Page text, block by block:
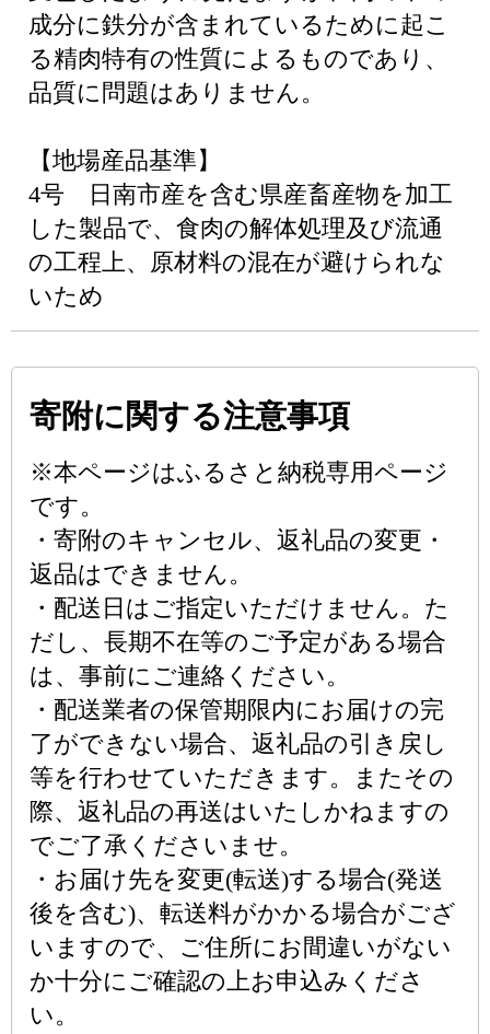
成分に鉄分が含まれているために起こ
る精肉特有の性質によるものであり、
品質に問題はありません。
【地場産品基準】
4号 日南市産を含む県産畜産物を加工
した製品で、食肉の解体処理及び流通
の工程上、原材料の混在が避けられな
いため
寄附に関する注意事項
※本ページはふるさと納税専用ページ
です。
・寄附のキャンセル、返礼品の変更・
返品はできません。
・配送日はご指定いただけません。た
だし、長期不在等のご予定がある場合
は、事前にご連絡ください。
・配送業者の保管期限内にお届けの完
了ができない場合、返礼品の引き戻し
等を行わせていただきます。またその
際、返礼品の再送はいたしかねますの
でご了承くださいませ。
・お届け先を変更(転送)する場合(発送
後を含む)、転送料がかかる場合がござ
いますので、ご住所にお間違いがない
か十分にご確認の上お申込みくださ
い。